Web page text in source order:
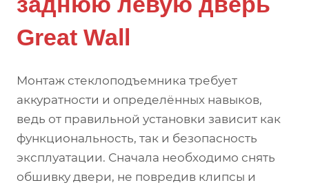
Great Wall
Монтаж стеклоподъемника требует
аккуратности и определённых навыков,
ведь от правильной установки зависит как
функциональность, так и безопасность
эксплуатации. Сначала необходимо снять
обшивку двери, не повредив клипсы и